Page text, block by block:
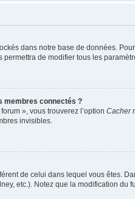
dans notre base de données.
de modifier tous les
membres connectés ?
», vous trouverez l’option Cacher
invisibles.
de celui dans lequel vous êtes.
etc.). Notez que la modification